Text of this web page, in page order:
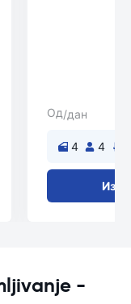
Од/дан
4 4
-